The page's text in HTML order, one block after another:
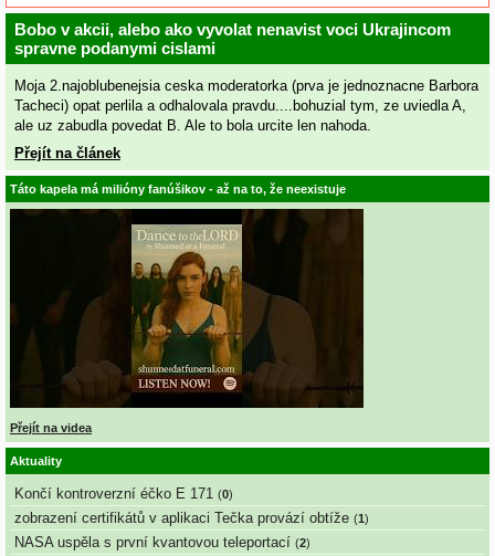
Bobo v akcii, alebo ako vyvolat nenavist voci Ukrajincom
spravne podanymi cislami
Moja 2.najoblubenejsia ceska moderatorka (prva je jednoznacne Barbora
Tacheci) opat perlila a odhalovala pravdu....bohuzial tym, ze uviedla A,
ale uz zabudla povedat B. Ale to bola urcite len nahoda.
Přejít na článek
Táto kapela má milióny fanúšikov - až na to, že neexistuje
Přejít na videa
Aktuality
Končí kontroverzní éčko E 171 (0)
zobrazení certifikátů v aplikaci Tečka provází obtíže (1)
NASA uspěla s první kvantovou teleportací (2)